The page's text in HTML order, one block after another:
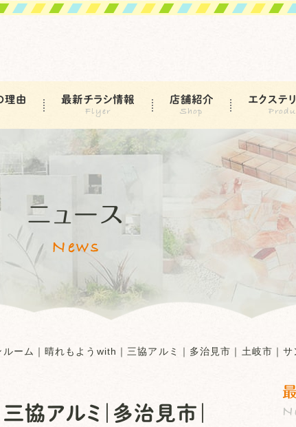
理由 最新チラシ情報 店舗紹介 エクステ
ニュース
News
ルーム｜晴れもようwith｜三協アルミ｜多治見市｜土岐市｜
協アルミ｜多治見市｜